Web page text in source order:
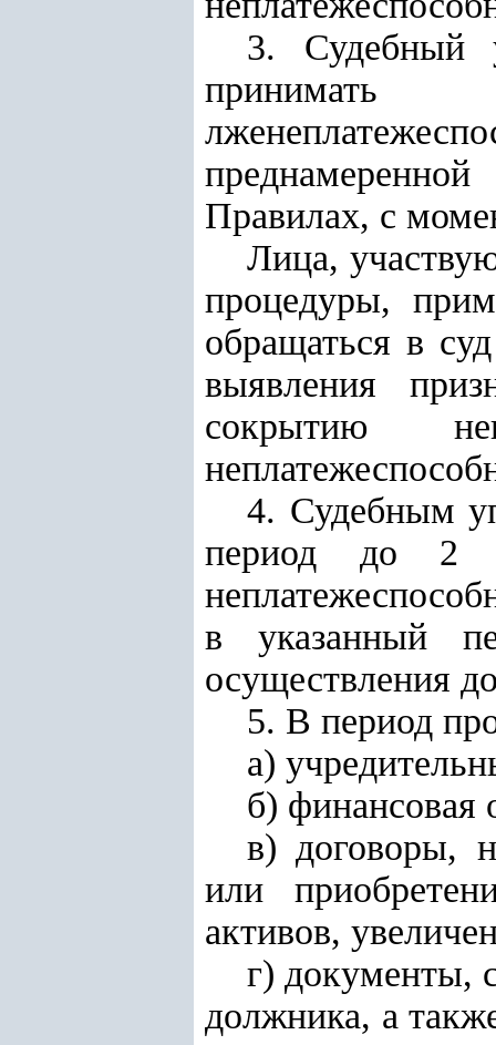
3. Судебный
преднамеренной
Правилах, с
Лица,
процедуры,
обращаться в
выявления
сокрытию
4. Судебным
период до 2
в указанный
осуществления
5. В период
а)
б) финансовая
в) договоры,
или
активов,
г) документы,
должника, а